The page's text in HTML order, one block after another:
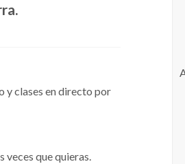
y clases en directo por
veces que quieras.